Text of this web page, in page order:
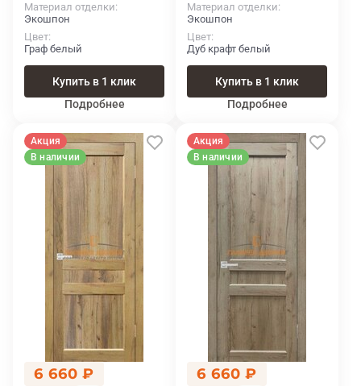
Материал отделки
Экошпон
Цвет
Граф белый
Купить в 1 клик
Подробнее
Материал отделки
Экошпон
Цвет
Дуб крафт белый
Купить в 1 клик
Подробнее
Акция
В наличии
6 660 ₽
Акция
В наличии
6 660 ₽